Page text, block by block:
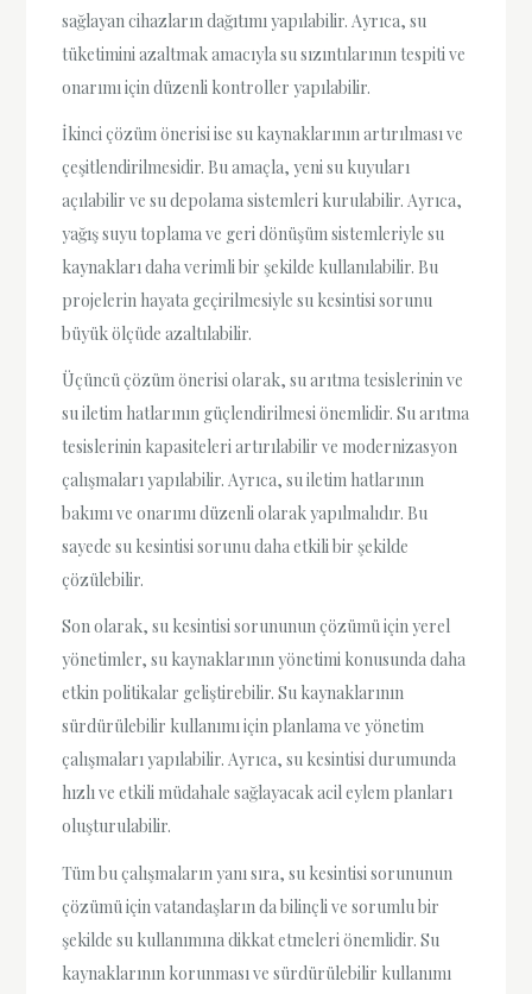
sağlayan cihazların dağıtımı yapılabilir. Ayrıca, su
tüketimini azaltmak amacıyla su sızıntılarının tespiti ve
onarımı için düzenli kontroller yapılabilir.
İkinci çözüm önerisi ise su kaynaklarının artırılması ve
çeşitlendirilmesidir. Bu amaçla, yeni su kuyuları
açılabilir ve su depolama sistemleri kurulabilir. Ayrıca,
yağış suyu toplama ve geri dönüşüm sistemleriyle su
kaynakları daha verimli bir şekilde kullanılabilir. Bu
projelerin hayata geçirilmesiyle su kesintisi sorunu
büyük ölçüde azaltılabilir.
Üçüncü çözüm önerisi olarak, su arıtma tesislerinin ve
su iletim hatlarının güçlendirilmesi önemlidir. Su arıtma
tesislerinin kapasiteleri artırılabilir ve modernizasyon
çalışmaları yapılabilir. Ayrıca, su iletim hatlarının
bakımı ve onarımı düzenli olarak yapılmalıdır. Bu
sayede su kesintisi sorunu daha etkili bir şekilde
çözülebilir.
Son olarak, su kesintisi sorununun çözümü için yerel
yönetimler, su kaynaklarının yönetimi konusunda daha
etkin politikalar geliştirebilir. Su kaynaklarının
sürdürülebilir kullanımı için planlama ve yönetim
çalışmaları yapılabilir. Ayrıca, su kesintisi durumunda
hızlı ve etkili müdahale sağlayacak acil eylem planları
oluşturulabilir.
Tüm bu çalışmaların yanı sıra, su kesintisi sorununun
çözümü için vatandaşların da bilinçli ve sorumlu bir
şekilde su kullanımına dikkat etmeleri önemlidir. Su
kaynaklarının korunması ve sürdürülebilir kullanımı